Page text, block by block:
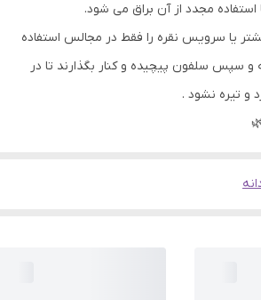
مجدد از آن براق می شود.
یا سرویس نقره را فقط در مجالس استفاده
و سپس سلفون پیچیده و کنار بگذارند تا در
و تیره نشود .